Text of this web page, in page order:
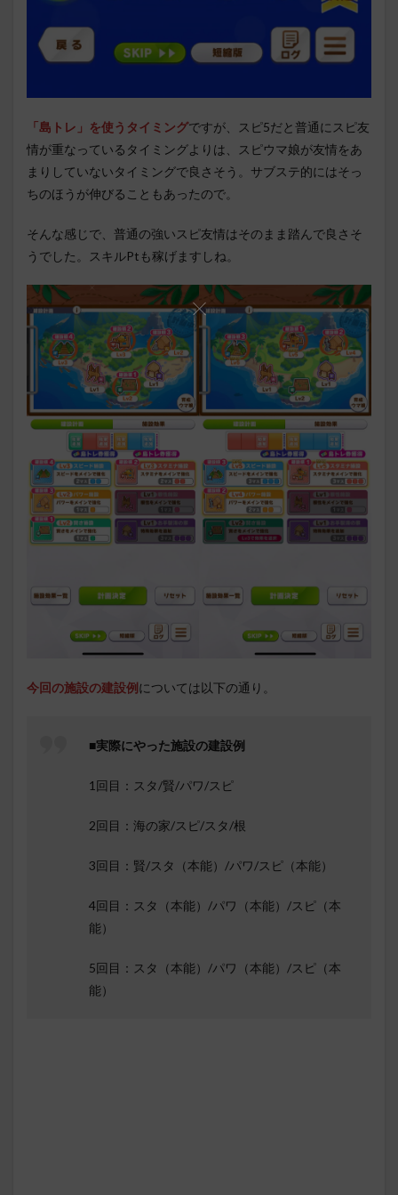
「島トレ」を使うタイミングですが、スピ5だと普通にスピ友
情が重なっているタイミングよりは、スピウマ娘が友情をあ
まりしていないタイミングで良さそう。サブステ的にはそっ
ちのほうが伸びることもあったので。
そんな感じで、普通の強いスピ友情はそのまま踏んで良さそ
うでした。スキルPtも稼げますしね。
今回の施設の建設例については以下の通り。
■実際にやった施設の建設例
1回目：スタ/賢/パワ/スピ
2回目：海の家/スピ/スタ/根
3回目：賢/スタ（本能）/パワ/スピ（本能）
4回目：スタ（本能）/パワ（本能）/スピ（本
能）
5回目：スタ（本能）/パワ（本能）/スピ（本
能）